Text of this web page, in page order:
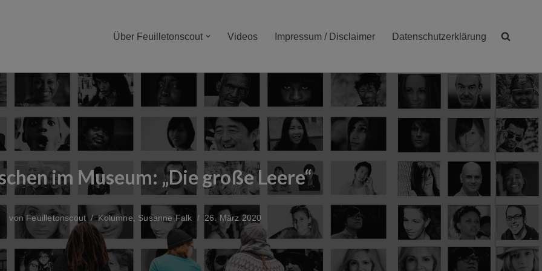
Über Feuilletonscout Videos Impressum / Disclaimer Datenschutzerklärung
im Museum: „Die große Leere“
vonFeuilletonscout Kolumne Susanne Falk 26. März 2020